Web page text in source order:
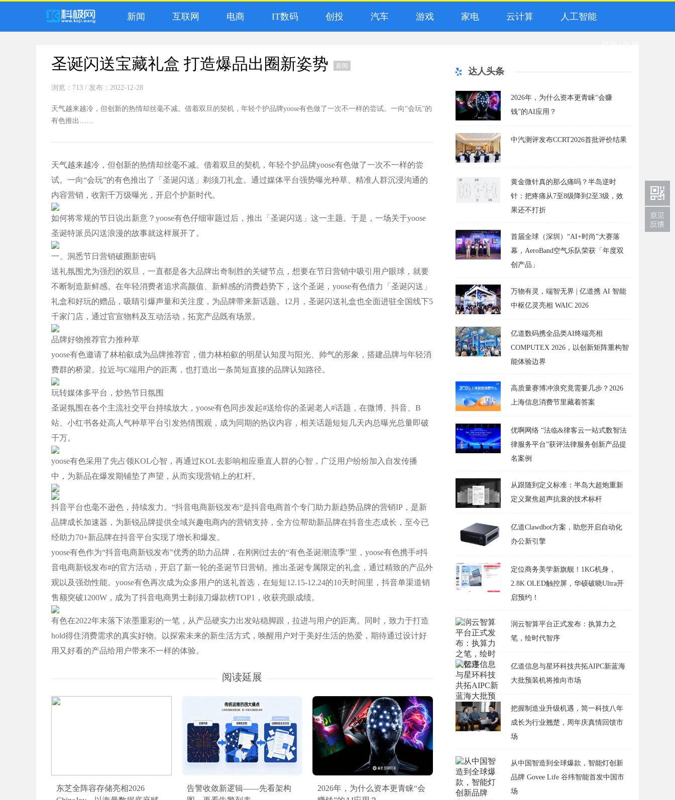
新闻 互联网 电商 IT数码 创投 汽车 游戏 家电 云计算 人工智能
圣诞闪送宝藏礼盒 打造爆品出圈新姿势 新闻
浏览：713 / 发布：2022-12-28
天气越来越冷，但创新的热情却丝毫不减。借着双旦的契机，年轻个护品牌yoose有色做了一次不一样的尝试。一向“会玩”的
有色推出……
天气越来越冷，但创新的热情却丝毫不减。借着双旦的契机，年轻个护品牌yoose有色做了一次不一样的尝
试。一向“会玩”的有色推出了「圣诞闪送」剃须刀礼盒。通过媒体平台强势曝光种草、精准人群沉浸沟通的
内容营销，收割千万级曝光，开启个护新时代。
如何将常规的节日说出新意？yoose有色仔细审题过后，推出「圣诞闪送」这一主题。于是，一场关于yoose
圣诞特派员闪送浪漫的故事就这样展开了。
一、洞悉节日营销破圈新密码
送礼氛围尤为强烈的双旦，一直都是各大品牌出奇制胜的关键节点，想要在节日营销中吸引用户眼球，就要
不断制造新鲜感。在年轻消费者追求高颜值、新鲜感的消费趋势下，这个圣诞，yoose有色借力「圣诞闪送」
礼盒和好玩的赠品，吸睛引爆声量和关注度，为品牌带来新话题。12月，圣诞闪送礼盒也全面进驻全国线下5
千家门店，通过官宣物料及互动活动，拓宽产品既有场景。
品牌好物推荐官力推种草
yoose有色邀请了林柏叡成为品牌推荐官，借力林柏叡的明星认知度与阳光、帅气的形象，搭建品牌与年轻消
费群的桥梁。拉近与C端用户的距离，也打造出一条简短直接的品牌认知路径。
玩转媒体多平台，炒热节日氛围
圣诞氛围在各个主流社交平台持续放大，yoose有色同步发起#送给你的圣诞老人#话题，在微博、抖音、B
站、小红书各处高人气种草平台引发热情围观，成为同期的热议内容，相关话题短短几天内总曝光总量即破
千万。
yoose有色采用了先占领KOL心智，再通过KOL去影响相应垂直人群的心智，广泛用户纷纷加入自发传播
中，为新品在爆发期铺垫了声望，从而实现营销上的杠杆。
抖音平台也毫不逊色，持续发力。“抖音电商新锐发布“是抖音电商首个专门助力新趋势品牌的营销IP，是新
品牌成长加速器，为新锐品牌提供全域兴趣电商内的营销支持，全方位帮助新品牌在抖音生态成长，至今已
经助力70+新品牌在抖音平台实现了增长和爆发。
yoose有色作为“抖音电商新锐发布”优秀的助力品牌，在刚刚过去的“有色圣诞潮流季”里，yoose有色携手#抖
音电商新锐发布#的官方活动，开启了新一轮的圣诞节日营销。推出圣诞专属限定的礼盒，通过精致的产品外
观以及强劲性能。yoose有色再次成为众多用户的送礼首选，在短短12.15-12.24的10天时间里，抖音单渠道销
售额突破1200W，成为了抖音电商男士剃须刀爆款榜TOP1，收获亮眼成绩。
有色在2022年末落下浓墨重彩的一笔，从产品硬实力出发站稳脚跟，拉进与用户的距离。同时，致力于打造
hold得住消费需求的真实好物。以探索未来的新生活方式，唤醒用户对于美好生活的热爱，期待通过设计好
用又好看的产品给用户带来不一样的体验。
阅读延展
东芝全阵容存储亮相2026
告警收敛新逻辑——先看架构
2026年，为什么资本更青睐“会
达人头条
2026年，为什么资本更青睐“会赚
钱”的AI应用？
中汽测评发布CCRT2026首批评价结果
黄金微针真的那么痛吗？半岛逆时
针：把疼痛从7至8级降到2至3级，效
果还不打折
首届全球（深圳）“AI+时尚”大赛落
幕，AeroBand空气乐队荣获「年度双
创产品」
万物有灵，端智无界 | 亿道携 AI 智能
中枢亿灵亮相 WAIC 2026
亿道数码携全品类AI终端亮相
COMPUTEX 2026，以创新矩阵重构智
能体验边界
高质量赛博冲浪究竟需要几步？2026
上海信息消费节里藏着答案
优啊网络 “法临&律客云一站式数智法
律服务平台”获评法律服务创新产品提
名案例
从跟随到定义标准：半岛大超炮重新
定义聚焦超声抗衰的技术标杆
亿道Clawdbot方案，助您开启自动化
办公新引擎
定位商务美学新旗舰！1KG机身，
2.8K OLED触控屏，华硕破晓Ultra开
启预约！
润云智算平台正式发布：执算力之
笔，绘时代智序
亿道信息与星环科技共拓AIPC新蓝海
大批预装机将推向市场
把握制造业升级机遇，简一科技八年
成长为行业翘楚，周年庆真情回馈市
场
从中国智造到全球爆款，智能灯创新
品牌 Govee Life 谷纬智能首发中国市
场